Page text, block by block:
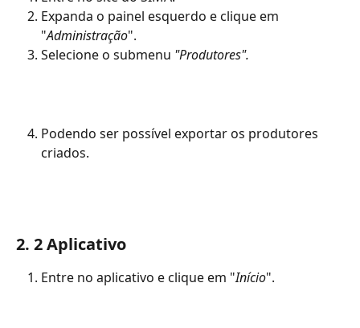
Expanda o painel esquerdo e clique em
"Administração".
Selecione o submenu "Produtores".
Podendo ser possível exportar os produtores
criados.
2. 2 Aplicativo
Entre no aplicativo e clique em "Início".